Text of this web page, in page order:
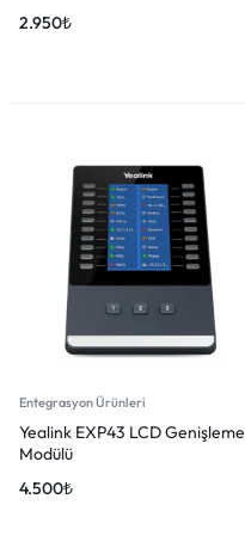
2.950₺
Entegrasyon Ürünleri
Yealink EXP43 LCD Genişleme
Modülü
4.500₺